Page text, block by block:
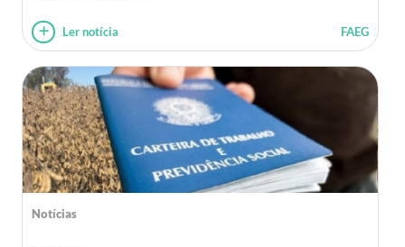
Ler notícia FAEG
Notícias